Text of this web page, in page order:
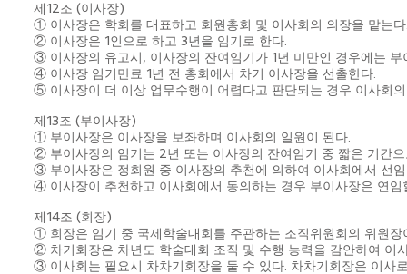
제12조 (이사장)
① 이사장은 학회를 대표하고 회원총회 및 이사회의 의장을 맡는
② 이사장은 1인으로 하고 3년을 임기로 한다.
③ 이사장의 유고시, 이사장의 잔여임기가 1년 미만인 경우에는
④ 이사장 임기만료 1년 전 총회에서 차기 이사장을 선출한다.
⑤ 이사장이 더 이상 업무수행이 어렵다고 판단되는 경우 이사회
제13조 (부이사장)
① 부이사장은 이사장을 보좌하며 이사회의 일원이 된다.
② 부이사장의 임기는 2년 또는 이사장의 잔여임기 중 짧은 기간으
③ 부이사장은 정회원 중 이사장의 추천에 의하여 이사회에서 선
④ 이사장이 추천하고 이사회에서 동의하는 경우 부이사장은 연임
제14조 (회장)
① 회장은 임기 중 국제학술대회를 주관하는 조직위원회의 위원
② 차기회장은 차년도 학술대회 조직 및 수행 능력을 감안하여 이
③ 이사회는 필요시 차차기회장을 둘 수 있다. 차차기회장은 이사